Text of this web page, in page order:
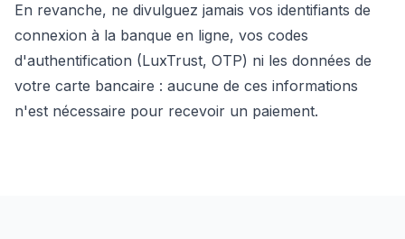
En revanche, ne divulguez jamais vos identifiants de
connexion à la banque en ligne, vos codes
d'authentification (LuxTrust, OTP) ni les données de
votre carte bancaire : aucune de ces informations
n'est nécessaire pour recevoir un paiement.